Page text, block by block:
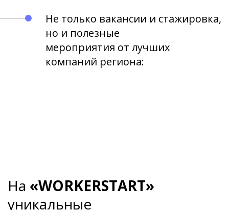
Не только вакансии и стажировка,
но и полезные
мероприятия от лучших
компаний региона:
На «WORKERSTART»
уникальные